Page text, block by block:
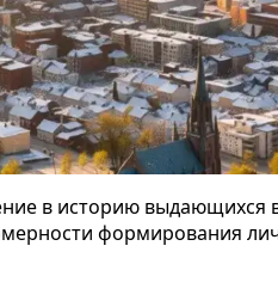
в историю выдающихся
формирования